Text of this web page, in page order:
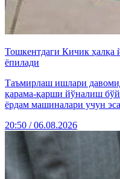
Тошкентдаги Кичик ҳалқа
ёпилади
Таъмирлаш ишлари
қарама-қарши йўналиш
ёрдам машиналари учун
20:50 / 06.08.2026